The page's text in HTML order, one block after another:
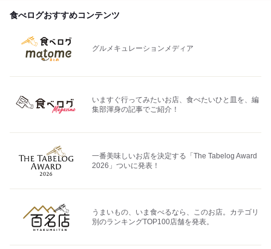
食べログおすすめコンテンツ
グルメキュレーションメディア
いますぐ行ってみたいお店、食べたいひと皿を、編
集部渾身の記事でご紹介！
一番美味しいお店を決定する「The Tabelog Award
2026」ついに発表！
うまいもの、いま食べるなら、このお店。カテゴリ
別のランキングTOP100店舗を発表。